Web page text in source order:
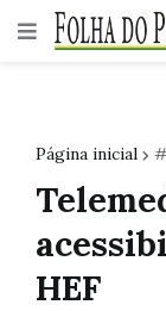
Página inicial
HEF